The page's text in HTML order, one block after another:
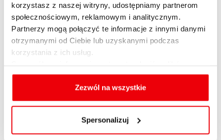
korzystasz z naszej witryny, udostępniamy partnerom
społecznościowym, reklamowym i analitycznym.
Partnerzy mogą połączyć te informacje z innymi danymi
otrzymanymi od Ciebie lub uzyskanymi podczas
korzystania z ich usług.
cookies, celu i sposobu korzystania z nich przez nas
oraz zmiany ustawień plików cookies a także ich
usuwania z przeglądarki internetowej, znajdują się
Zezwól na wszystkie
Spersonalizuj
English summary
Dołącz do nas
Informacja o realizowanej
strategii podatkowej 2020
strategii podatkowej 2021
Informacja o realizowanej
strategii podatkowej 2022
Informacja o realizowanej
Raty kredytu hipotecznego
Raty kredytu gotówkowego
Realnych kosztów kredytu
Konsolidacji